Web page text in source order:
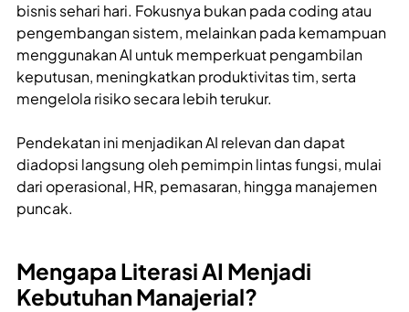
bisnis sehari hari. Fokusnya bukan pada coding atau
pengembangan sistem, melainkan pada kemampuan
menggunakan AI untuk memperkuat pengambilan
keputusan, meningkatkan produktivitas tim, serta
mengelola risiko secara lebih terukur.
Pendekatan ini menjadikan AI relevan dan dapat
diadopsi langsung oleh pemimpin lintas fungsi, mulai
dari operasional, HR, pemasaran, hingga manajemen
puncak.
Mengapa Literasi AI Menjadi
Kebutuhan Manajerial?